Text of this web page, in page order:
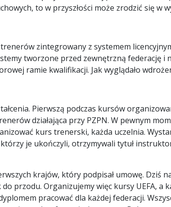
to w przyszłości może zrodzić się w
zintegrowany z systemem
tworzone przed zewnętrzną federację i
ramie kwalifikacji. Jak wyglądało
Pierwszą podczas kursów
działająca przy PZPN. W pewnym
kurs trenerski, każda uczelnia.
je ukończyli, otrzymywali tytuł
krajów, który podpisał umowę. Dziś
przodu. Organizujemy więc kursy UEFA, a
pracować dla każdej federacji.